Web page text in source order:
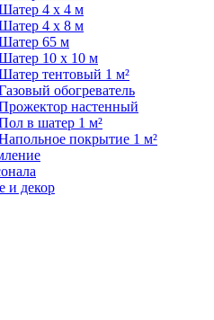
4 х 4 м
4 х 8 м
65 м
10 х 10 м
тентовый 1 м²
обогреватель
настенный
в шатер 1 м²
покрытие 1 м²
и декор